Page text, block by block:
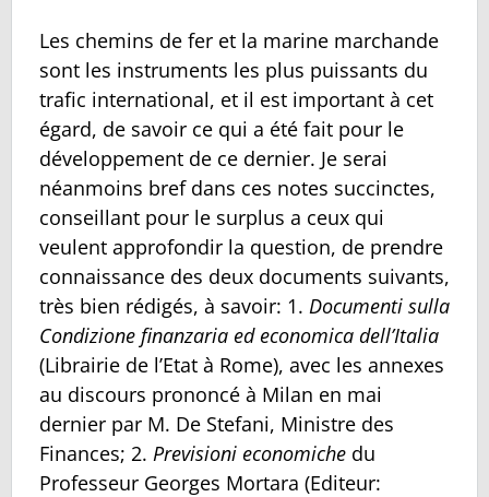
Les chemins de fer et la marine marchande
sont les instruments les plus puissants du
trafic international, et il est important à cet
égard, de savoir ce qui a été fait pour le
développement de ce dernier. Je serai
néanmoins bref dans ces notes succinctes,
conseillant pour le surplus a ceux qui
veulent approfondir la question, de prendre
connaissance des deux documents suivants,
très bien rédigés, à savoir: 1. Documenti sulla
Condizione finanzaria ed economica dell’Italia
(Librairie de l’Etat à Rome), avec les annexes
au discours prononcé à Milan en mai
dernier par M. De Stefani, Ministre des
Finances; 2. Previsioni economiche du
Professeur Georges Mortara (Editeur: